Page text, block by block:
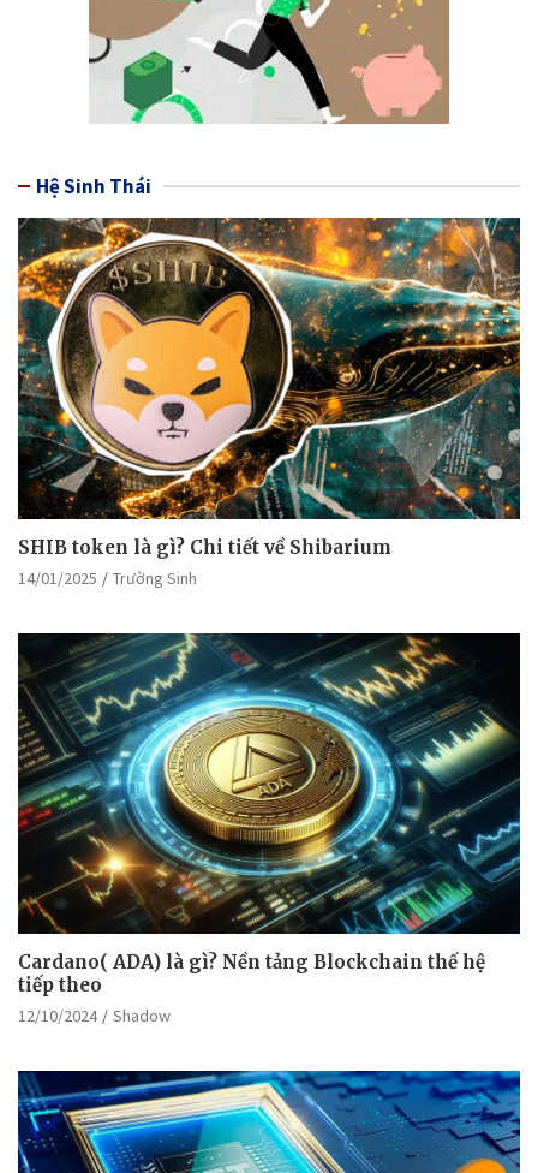
Hệ Sinh Thái
SHIB token là gì? Chi tiết về Shibarium
14/01/2025 Trường Sinh
Cardano( ADA) là gì? Nền tảng Blockchain thế hệ
tiếp theo
12/10/2024 Shadow